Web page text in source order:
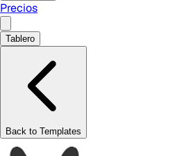
Precios
Tablero
Back to Templates